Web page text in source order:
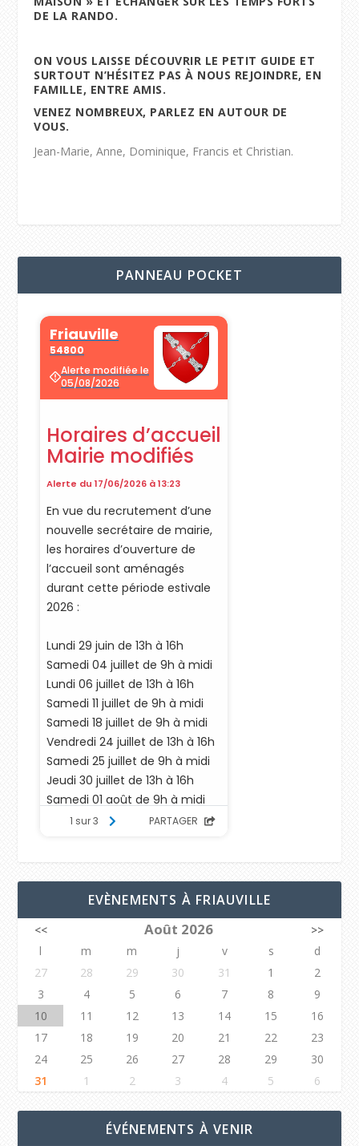
DE LA RANDO.
ON VOUS LAISSE DÉCOUVRIR LE PETIT GUIDE ET
SURTOUT N’HÉSITEZ PAS À NOUS REJOINDRE, EN
FAMILLE, ENTRE AMIS.
VENEZ NOMBREUX, PARLEZ EN AUTOUR DE
VOUS.
Jean-Marie, Anne, Dominique, Francis et Christian.
PANNEAU POCKET
EVÈNEMENTS À FRIAUVILLE
<< Août 2026
>>
l
m m j v s
d
27
28 29 30 31 1
2
3
4 5 6 7 8
9
10
11 12 13 14 15
16
17
18 19 20 21 22
23
24
25 26 27 28 29
30
31
1 2 3 4 5 6
ÉVÉNEMENTS À VENIR